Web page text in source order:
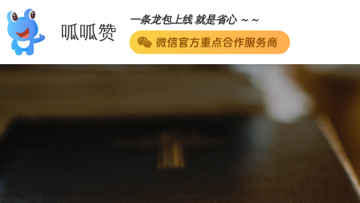
呱呱赞
一条龙包上线 就是省心 ～～